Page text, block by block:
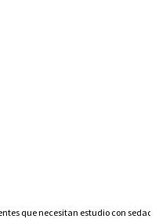
que necesitan estudio con